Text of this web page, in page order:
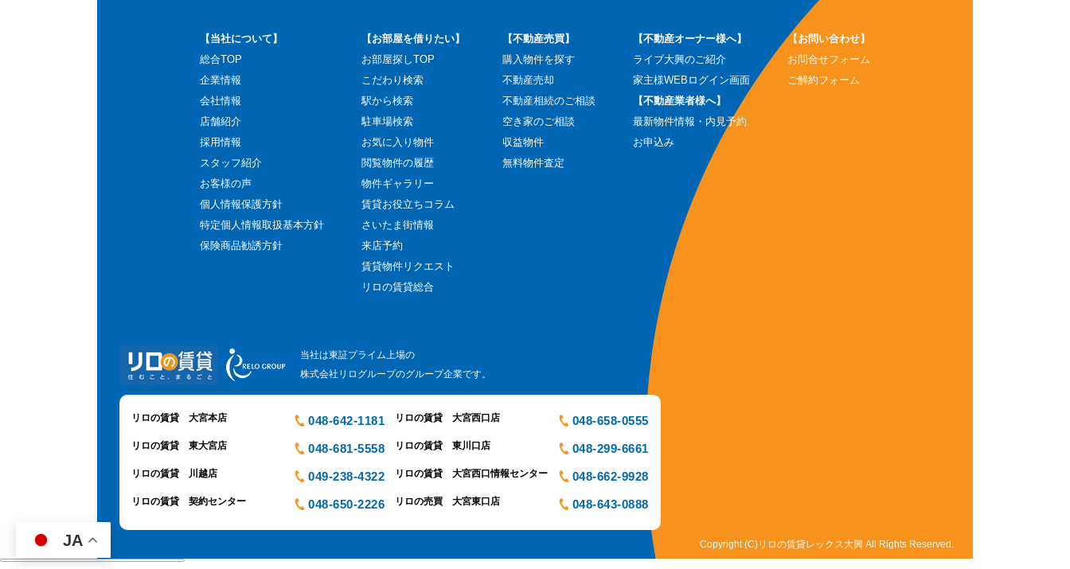
【当社について】
総合TOP
企業情報
会社情報
店舗紹介
採用情報
スタッフ紹介
お客様の声
個人情報保護方針
特定個人情報取扱基本方針
保険商品勧誘方針
【お部屋を借りたい】
お部屋探しTOP
こだわり検索
駅から検索
駐車場検索
お気に入り物件
閲覧物件の履歴
物件ギャラリー
賃貸お役立ちコラム
さいたま街情報
来店予約
賃貸物件リクエスト
リロの賃貸総合
【不動産売買】
購入物件を探す
不動産売却
不動産相続のご相談
空き家のご相談
収益物件
無料物件査定
【不動産オーナー様へ】
ライブ大興のご紹介
家主様WEBログイン画面
【不動産業者様へ】
最新物件情報・内見予約
お申込み
【お問い合わせ】
お問合せフォーム
ご解約フォーム
当社は東証プライム上場の
株式会社リログループのグループ企業です。
リロの賃貸 大宮本店 048-642-1181 リロの賃貸 大宮西口店 048-658-0555
リロの賃貸 東大宮店 048-681-5558 リロの賃貸 東川口店 048-299-6661
リロの賃貸 川越店 049-238-4322 リロの賃貸 大宮西口情報センター 048-662-9928
リロの賃貸 契約センター 048-650-2226 リロの売買 大宮東口店 048-643-0888
Copyright (C)リロの賃貸レックス大興 All Rights Reserved.
JA